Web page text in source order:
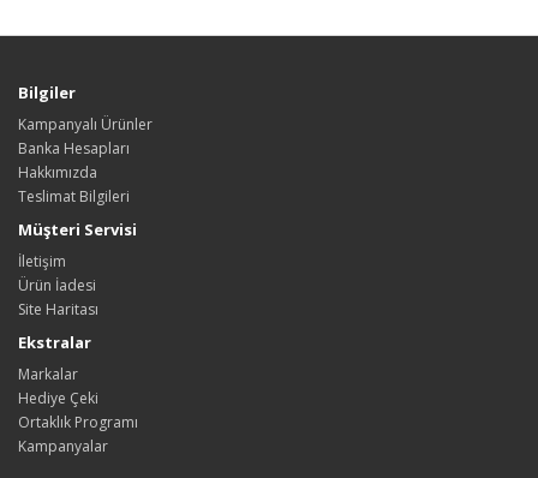
Bilgiler
Kampanyalı Ürünler
Banka Hesapları
Hakkımızda
Teslimat Bilgileri
Müşteri Servisi
İletişim
Ürün İadesi
Site Haritası
Ekstralar
Markalar
Hediye Çeki
Ortaklık Programı
Kampanyalar